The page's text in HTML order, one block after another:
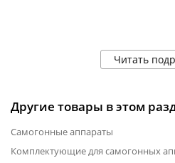
Читать
Другие товары в этом
Самогонные аппараты
Комплектующие для самогонных